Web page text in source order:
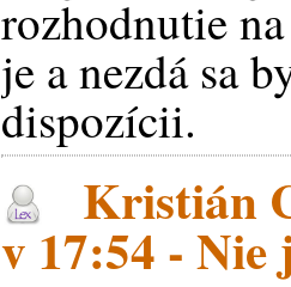
rozhodnutie
je a nezdá sa
dispozícii.
Kristián
v 17:54 - Nie